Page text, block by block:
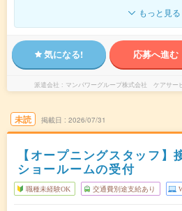
もっと見る
気になる! 応募へ進む
派遣会社 マンパワーグループ株式会社 ケアサー
未読 掲載日 2026/07/31
【オープニングスタッフ】
ショールームの受付
職種未経験OK 交通費別途支給あり